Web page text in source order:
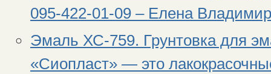
095-422-01-09 – Елена
Эмаль ХС-759. Грунтовка для
«Сиопласт» — это